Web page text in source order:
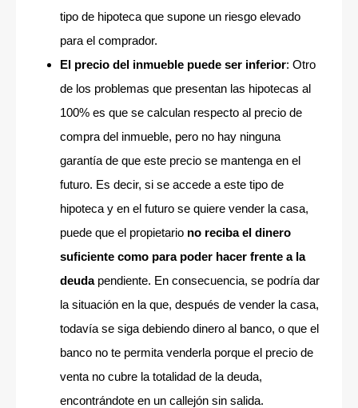
tipo de hipoteca que supone un riesgo elevado
para el comprador.
El precio del inmueble puede ser inferior: Otro
de los problemas que presentan las hipotecas al
100% es que se calculan respecto al precio de
compra del inmueble, pero no hay ninguna
garantía de que este precio se mantenga en el
futuro. Es decir, si se accede a este tipo de
hipoteca y en el futuro se quiere vender la casa,
puede que el propietario no reciba el dinero
suficiente como para poder hacer frente a la
deudapendiente. En consecuencia, se podría dar
la situación en la que, después de vender la casa,
todavía se siga debiendo dinero al banco, o que el
banco no te permita venderla porque el precio de
venta no cubre la totalidad de la deuda,
encontrándote en un callejón sin salida.